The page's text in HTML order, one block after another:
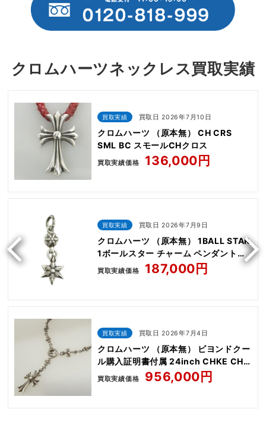
クロムハーツネックレス買取実績
買取実績 買取日 2026年7月10日
クロムハーツ （原本無） CH CRS
SML BC スモールCHクロス
買取実績価格 136,000円
買取実績 買取日 2026年7月9日
クロムハーツ （原本無） 1BALL STAR
1ボールスター チャーム ペンダントト
ップ
買取実績価格 187,000円
買取実績 買取日 2026年7月4日
クロムハーツ （原本無） ビヨンドクー
ル購入証明書付属 24inch CHKE CHN
TNYE W CH CRS
買取実績価格 956,000円